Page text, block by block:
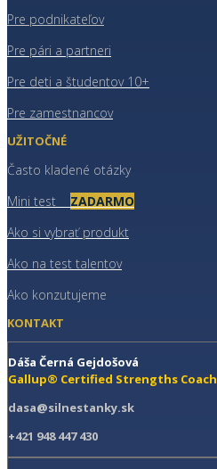
Pre podnikateľov
Pre pári a partneri
Pre deti a študentov 10+
Pre zamestnancov
UŽITOČNÉ
Často kladené otázky
Mini test ZADARMO
Ako si vybrať produkt
Ako na test talentov
Ako konzutujeme
KONTAKT
Dáša Černá Gejdošová
Gallup® Certified Strengths Coach
dasa@silnestanky.sk
+421 948 447 430